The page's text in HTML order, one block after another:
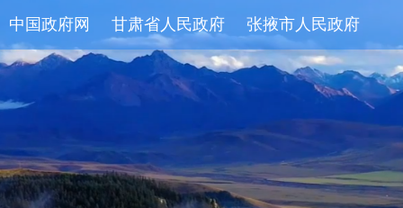
中国政府网 甘肃省人民政府 张掖市人民政府